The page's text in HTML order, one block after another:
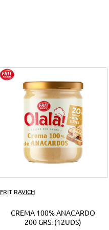
FRIT RAVICH
CREMA 100% ANACARDO
200 GRS. (12UDS)